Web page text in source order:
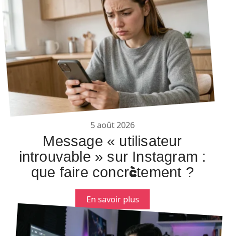
5 août 2026
Message « utilisateur
introuvable » sur Instagram :
que faire concrètement ?
En savoir plus